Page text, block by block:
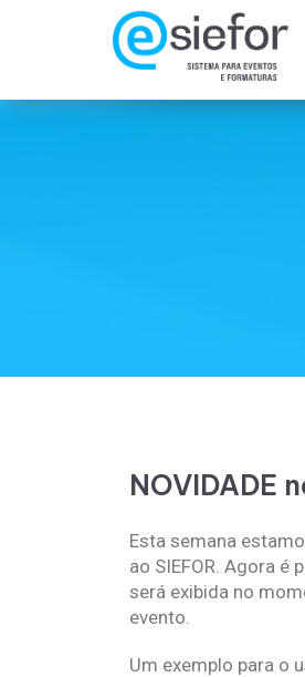
NOVIDADE
Esta semana
ao SIEFOR. Agora
será exibida no
evento.
Um exemplo para o